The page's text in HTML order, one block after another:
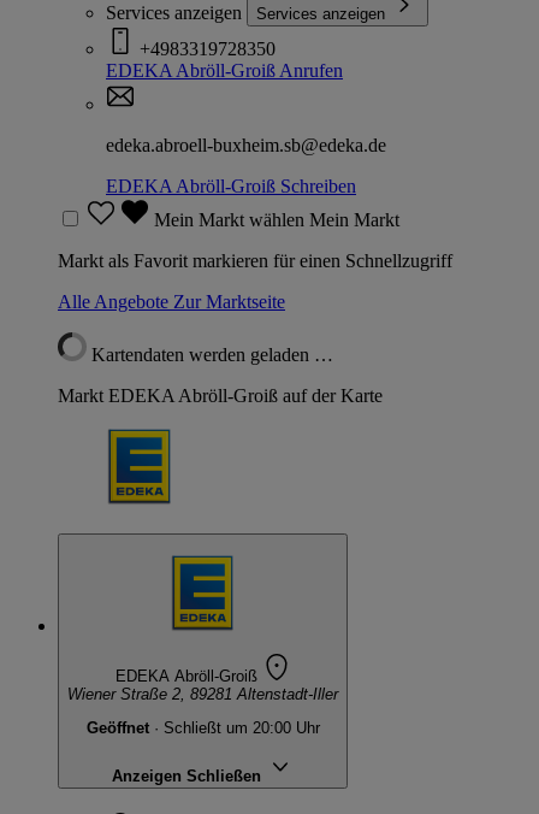
Services anzeigen Services anzeigen
+4983319728350
EDEKA Abröll-GroißAnrufen
edeka.abroell-buxheim.sb@edeka.de
EDEKA Abröll-Groiß Schreiben
Mein Markt wählen Mein Markt
Markt als Favorit markieren für einen Schnellzugriff
Alle Angebote Zur Marktseite
Kartendaten werden geladen …
Markt EDEKA Abröll-Groiß auf der Karte
EDEKA Abröll-Groiß
Wiener Straße 2, 89281 Altenstadt-Iller
Geöffnet · Schließt um 20:00 Uhr
Anzeigen Schließen